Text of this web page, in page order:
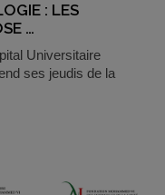
: LES
…
Universitaire
ses jeudis de la